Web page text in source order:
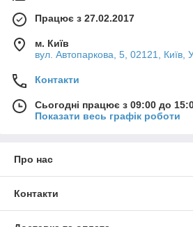
Працює з 27.02.2017
м. Київ
вул. Автопаркова, 5, 02121, Київ,
Контакти
Сьогодні працює з 09:00 до
Показати весь графік роботи
Про нас
Контакти